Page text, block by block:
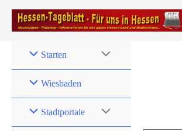
Zum
Inhalt
Starten
Wiesbaden
Stadtportale